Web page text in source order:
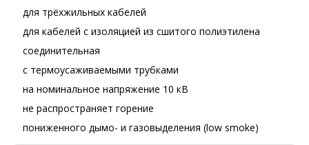
для трёхжильных кабелей
для кабелей с изоляцией из сшитого полиэтилена
соединительная
с термоусаживаемыми трубками
на номинальное напряжение 10 кВ
не распространяет горение
пониженного дымо- и газовыделения (low smoke)